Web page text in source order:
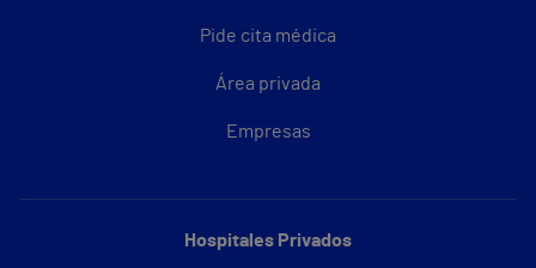
Pide cita médica
Área privada
Empresas
Hospitales Privados